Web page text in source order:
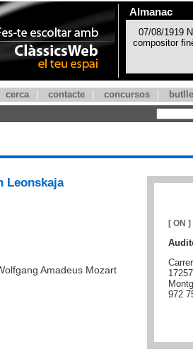
Almanac
cerca contacte concursos
Leonskaja
Amadeus Mozart
[ ON ]
972